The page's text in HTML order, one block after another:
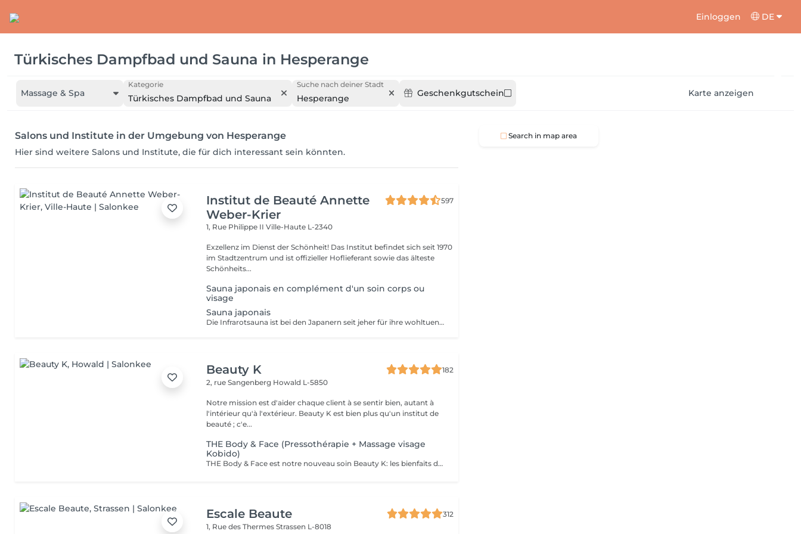
Einloggen DE
Türkisches Dampfbad und Sauna in Hesperange
Massage & Spa
Kategorie
Türkisches Dampfbad und Sauna
Suche nach deiner Stadt
Hesperange Geschenkgutschein Karte anzeigen
Salons und Institute in der Umgebung von Hesperange
Hier sind weitere Salons und Institute, die für dich interessant sein könnten.
Institut de Beauté Annette
Weber-Krier
597
1, Rue Philippe IIVille-Haute L-2340
Exzellenz im Dienst der Schönheit! Das Institut befindet sich seit 1970
im Stadtzentrum und ist offizieller Hoflieferant sowie das älteste
Schönheits...
Sauna japonais en complément d'un soin corps ou
visage
Sauna japonais
Die Infrarotsauna ist bei den Japanern seit jeher für ihre wohltuende und entgiftende Wirkung bekannt. Ausgestattet mit der Carbon-Technologie besteht der Sauna Dôme aus einer Matratze und zwei Kuppeln, die lange Infrarotstrahlen aussenden. Die integrierten Steine, Mineralien verstärken die Wirkung von Infrarot (+300 Steine). Detox-Schlankheit: Verlust von bis zu 600 Kalorien pro Sitzung starkes Schwitzen Verbesserung der Hautqualität durchschnittlicher Verlust von -4,4 cm** Bauchumfang -18 % Bauchfett** nach 20 Sitzungen Entspannung/Stress/Schlaf -7,2 % Cortisol* im Blut (Stresshormon) -Reduzierung des wahrgenommenen Stresses um -20,7 %* -Muskelentspannung und Erholung nach dem Training: -30,7 %* der Schmerzen ENTGIFTUNG: Reinigung der Haut und des Körpers Beseitigung von Giftstoffen und Schwermetallen: -10,5 %* Blei im Körper BRAUNER TURMALIN-Stein: Stärkung des Körpers Negative Ionen Schwermetallentgiftung Vitalität JADE-Stein: Entspannende und reinigende Wirkung Reinigung Entspannung Zellgleichgewicht Schwarzer Germaniumstein: Zellregenerator entgiftend beruhigt stärkt das Immunsystem
Beauty K
182
2, rue Sangenberg Howald L-5850
Notre mission est d'aider chaque client à se sentir bien, autant à
l'intérieur qu'à l'extérieur. Beauty K est bien plus qu'un institut de
beauté ; c'e...
THE Body & Face (Pressothérapie + Massage visage
Kobido)
THE Body & Face est notre nouveau soin Beauty K: les bienfaits de la Pressothérapie associé au massage japonais ancestrale: Le Soin Kobido Le soin Body & Face combine une session de Pressothérapie avec un Soin Kobido complet pour un traitement revitalisant et rajeunissant de la peau du visage et du corps. Ce soin d'une durée de 1 heure et 15 minutes est idéal pour ceux qui cherchent à détendre leur corps tout en bénéficiant d'un soin facial approfondi. Déroulement du Soin : 1. Pressothérapie (45minutes) : Commencez par une session relaxante de pressothérapie, qui aide à détendre les muscles, éliminer les toxines, activer le système lymphatique et la circulation sanguine. 2. Soin Kobido Nettoyage et Gommage : Un nettoyage profond suivi d'un gommage pour éliminer les cellules mortes et purifier la peau. Massage Kobido : Un massage facial traditionnel japonais qui stimule la circulation sanguine et lymphatique, tonifie les muscles faciaux, et offre un effet liftant naturel. Masque : Application d'un masque adapté à votre type de peau pour nourrir, hydrater et revitaliser. Bienfaits du Soin Body & Face : Relaxation Profonde : La pressothérapie détend le corps et apaise l'esprit, réduisant ainsi le stress et la fatigue. Effet Anti-Âge et Raffermissant : Le massage Kobido aide à réduire les signes de vieillissement, à raffermir la peau et à améliorer son élasticité. Ce soin est une excellente manière de combiner les bienfaits de la pressothérapie avec les techniques de soin facial avancées pour une expérience de beauté et de bien-être complète.
Escale Beaute
312
1, Rue des ThermesStrassen L-8018
Search in map area